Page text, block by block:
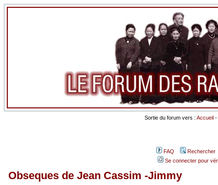
Sortie du forum vers : Accueil -
FAQ
Rechercher
Se connecter pour
Obseques de Jean Cassim -Jimmy